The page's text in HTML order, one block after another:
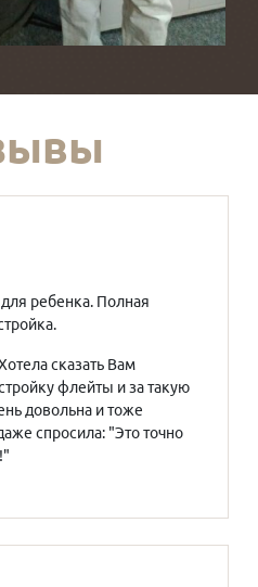
ребенка. Полная
сказать Вам
флейты и за такую
довольна и тоже
спросила: "Это точно